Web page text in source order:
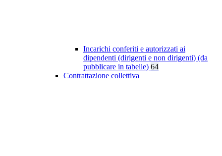
Incarichi conferiti e autorizzati ai
dipendenti (dirigenti e non dirigenti) (da
pubblicare in tabelle) 64
Contrattazione collettiva